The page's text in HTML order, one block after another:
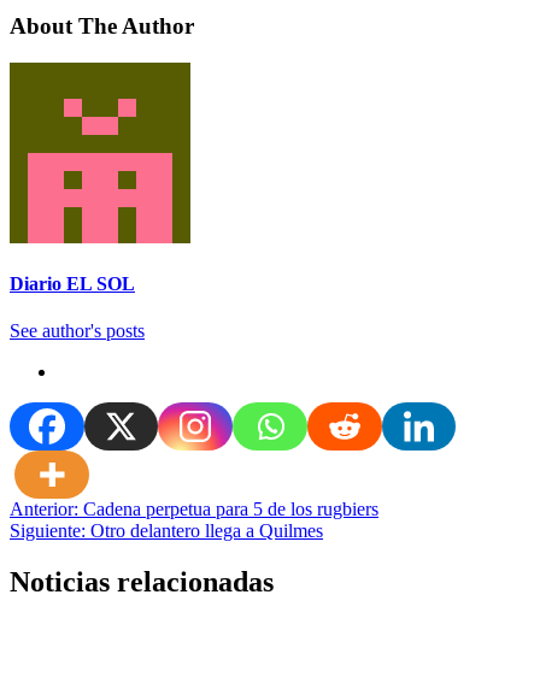
About The Author
Diario EL SOL
See author's posts
Navegación
de
entradas
Anterior: Cadena perpetua para 5 de los rugbiers
Siguiente: Otro delantero llega a Quilmes
Noticias relacionadas